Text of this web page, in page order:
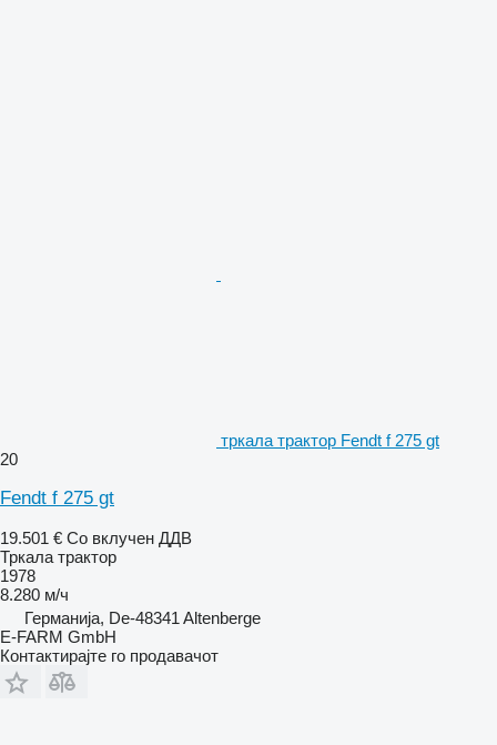
тркала трактор Fendt f 275 gt
20
Fendt f 275 gt
19.501 € Со вклучен ДДВ
Тркала трактор
1978
8.280 м/ч
Германија, De-48341 Altenberge
E-FARM GmbH
Контактирајте го продавачот